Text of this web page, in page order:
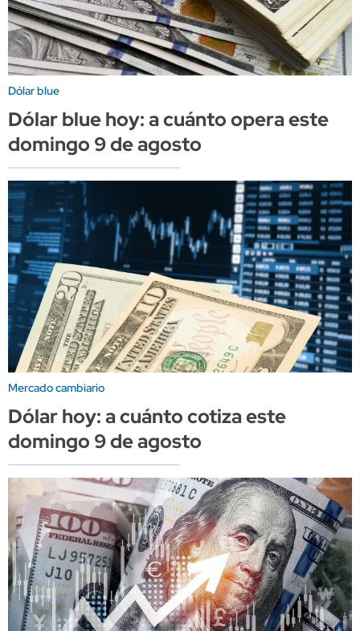
Dólar blue
Dólar blue hoy: a cuánto opera este
domingo 9 de agosto
Mercado cambiario
Dólar hoy: a cuánto cotiza este
domingo 9 de agosto